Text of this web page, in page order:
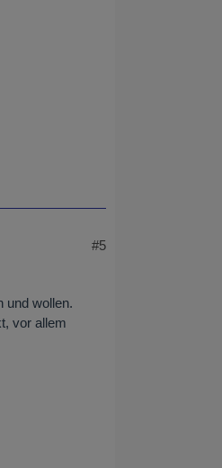
#5
und wollen.
vor allem